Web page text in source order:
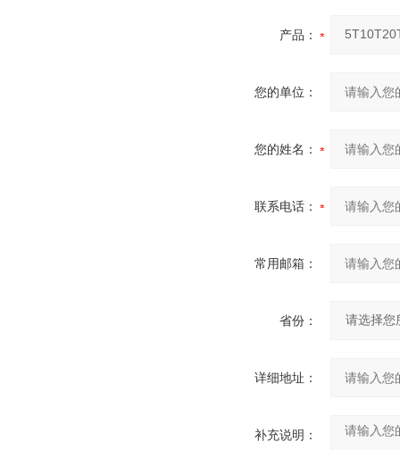
产品：
您的单位：
您的姓名：
联系电话：
常用邮箱：
省份：
详细地址：
补充说明：